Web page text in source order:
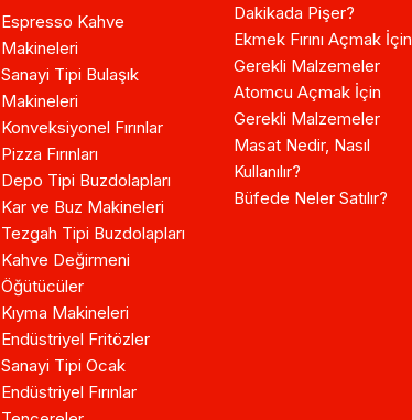
Espresso Kahve
Makineleri
Sanayi Tipi Bulaşık
Makineleri
Konveksiyonel Fırınlar
Pizza Fırınları
Depo Tipi Buzdolapları
Kar ve Buz Makineleri
Tezgah Tipi Buzdolapları
Kahve Değirmeni
Öğütücüler
Kıyma Makineleri
Endüstriyel Fritözler
Sanayi Tipi Ocak
Endüstriyel Fırınlar
Dakikada Pişer?
Ekmek Fırını Açmak İçin
Gerekli Malzemeler
Atomcu Açmak İçin
Gerekli Malzemeler
Masat Nedir, Nasıl
Kullanılır?
Büfede Neler Satılır?